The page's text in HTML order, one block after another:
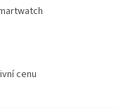
cenu